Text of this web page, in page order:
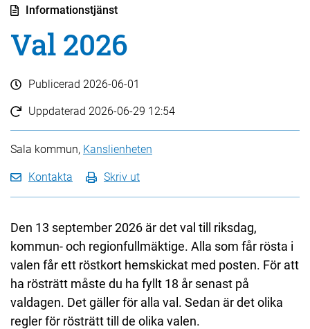
Informationstjänst
Val 2026
Publicerad 2026-06-01
Uppdaterad 2026-06-29 12:54
Sala kommun, Kanslienheten
Kontakta Skriv ut
Den 13 september 2026 är det val till riksdag,
kommun- och regionfullmäktige. Alla som får rösta i
valen får ett röstkort hemskickat med posten. För att
ha rösträtt måste du ha fyllt 18 år senast på
valdagen. Det gäller för alla val. Sedan är det olika
regler för rösträtt till de olika valen.